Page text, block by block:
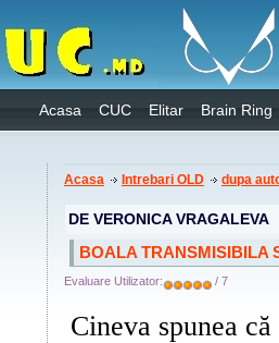
Acasa CUC Elitar Brain Ring
Acasa Intrebari OLD dupa
DE VERONICA VRAGALEVA
BOALA TRANSMISIBILA
Evaluare Utilizator: / 7
Cineva spunea